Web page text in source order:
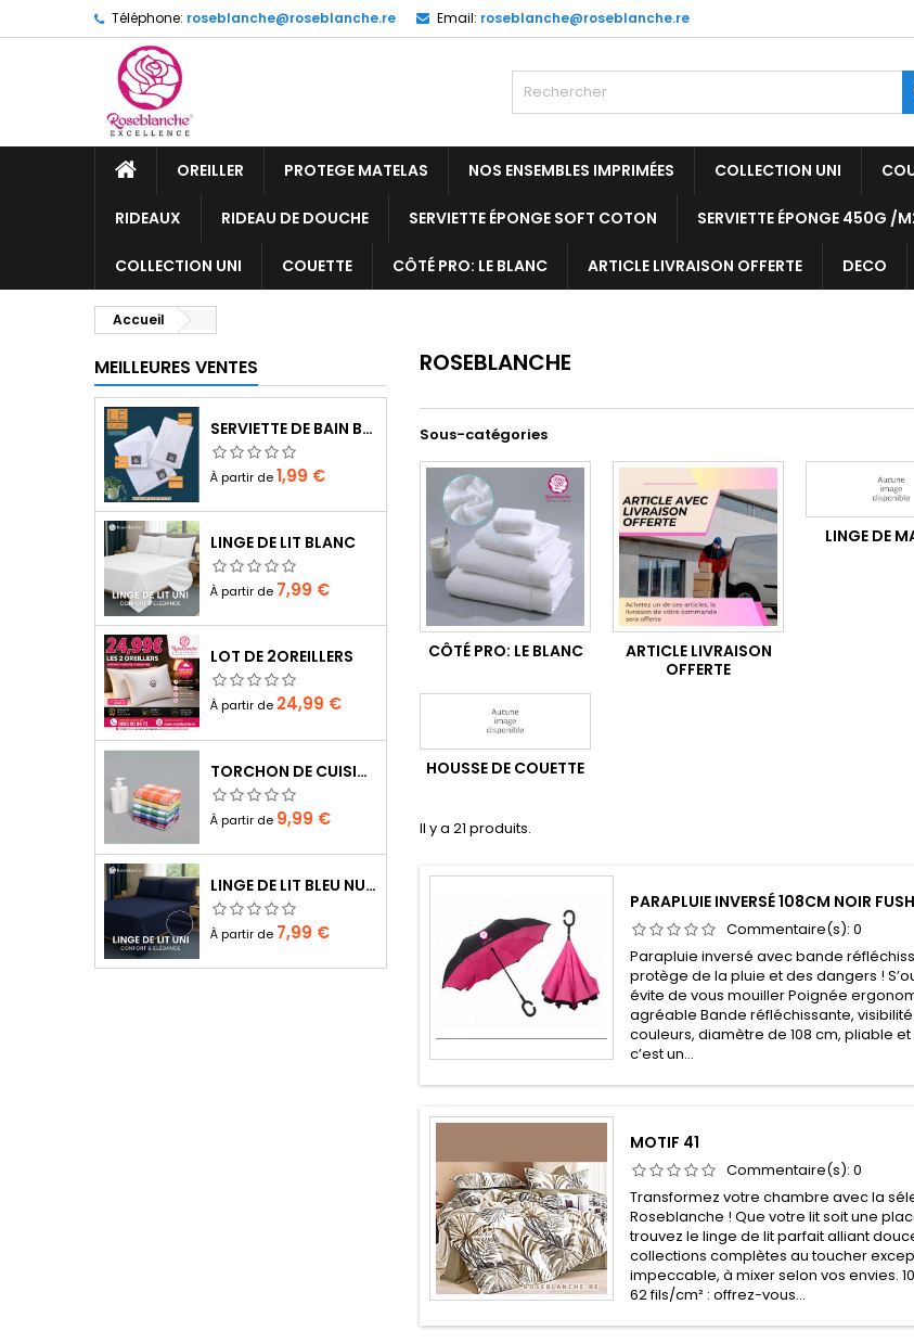
Téléphone: roseblanche@roseblanche.re Email: roseblanche@roseblanche.re
OREILLER PROTEGE MATELAS NOS ENSEMBLES IMPRIMÉES COLLECTION UNI
RIDEAUX RIDEAU DE DOUCHE SERVIETTE ÉPONGE SOFT COTON SERVIETTE ÉPONGE 450G /
COLLECTION UNI COUETTE CÔTÉ PRO: LE BLANC ARTICLE LIVRAISON OFFERTE DECO
Accueil
MEILLEURES VENTES
SERVIETTE DE BAIN BLANC
À partir dePrix
1,99 €
LINGE DE LIT BLANC
À partir de Prix
7,99 €
LOT DE 2OREILLERS
À partir de Prix
24,99 €
TORCHON DE CUISINE LT DE 10 CS
À partir de Prix
9,99 €
LINGE DE LIT BLEU NUIT
À partir de Prix
7,99 €
ROSEBLANCHE
Sous-catégories
CÔTÉ PRO: LE BLANC
ARTICLE LIVRAISON
OFFERTE
LINGE DE
HOUSSE DE COUETTE
Il y a 21 produits.
PARAPLUIE INVERSÉ 108CM NOIR
Commentaire(s):0
Parapluie inversé avec bande
protège de la pluie et des dangers !
évite de vous mouiller Poignée
agréable Bande réfléchissante, visibilité
couleurs, diamètre de 108 cm, pliable
c’est un...
MOTIF 41
Commentaire(s):0
Transformez votre chambre avec la
Roseblanche ! Que votre lit soit une
trouvez le linge de lit parfait alliant
collections complètes au toucher
impeccable, à mixer selon vos envies.
62 fils/cm² : offrez-vous...